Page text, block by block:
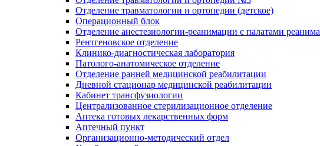
Отделение травматологии и ортопедии (детское)
Операционный блок
Отделение анестезиологии-реанимации с палатами
Рентгеновское отделение
Клинико-диагностическая лаборатория
Патолого-анатомическое отделение
Отделение ранней медицинской реабилитации
Дневной стационар медицинской реабилитации
Кабинет трансфузиологии
Централизованное стерилизационное отделение
Аптека готовых лекарственных форм
Аптечный пункт
Организационно-методический отдел